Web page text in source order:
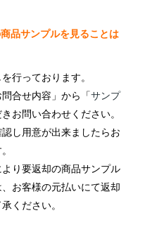
品サンプルを見ることは
行っております。
合せ内容」から「サンプ
お問い合わせください。
し用意が出来ましたらお
り要返却の商品サンプル
お客様の元払いにて返却
ください。